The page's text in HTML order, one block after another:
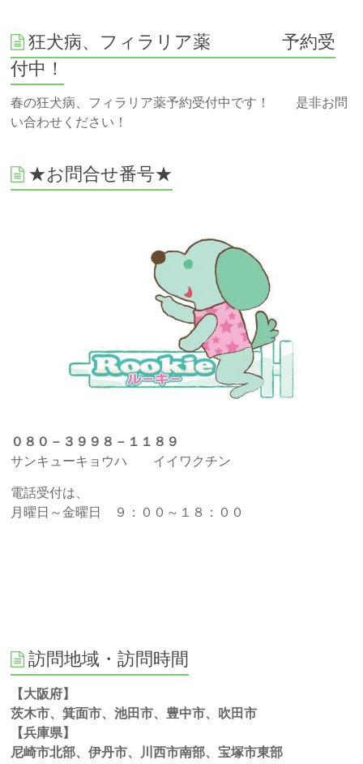
狂犬病、フィラリア薬 予約受
付中！
春の狂犬病、フィラリア薬予約受付中です！ 是非お問
い合わせください！
★お問合せ番号★
０８０－３９９８－１１８９
サンキューキョウハ イイワクチン
電話受付は、
月曜日～金曜日 ９：００～１８：００
訪問地域・訪問時間
【大阪府】
茨木市、箕面市、池田市、豊中市、吹田市
【兵庫県】
尼崎市北部、伊丹市、川西市南部、宝塚市東部